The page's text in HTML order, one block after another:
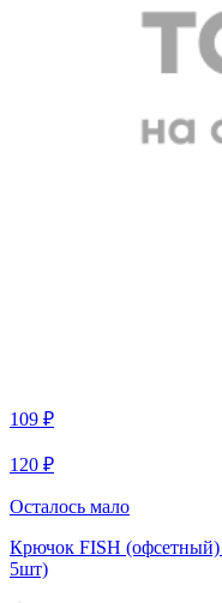
109 ₽
120 ₽
Осталось мало
Крючок FISH
5шт)